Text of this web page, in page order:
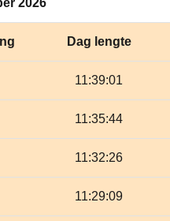
2026
Dag lengte
11:39:01
11:35:44
11:32:26
11:29:09